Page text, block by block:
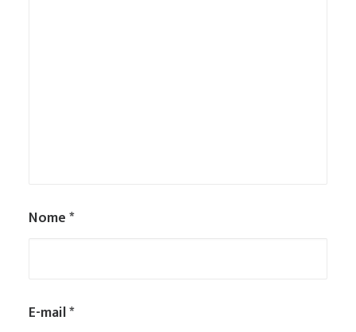
Nome*
E-mail*